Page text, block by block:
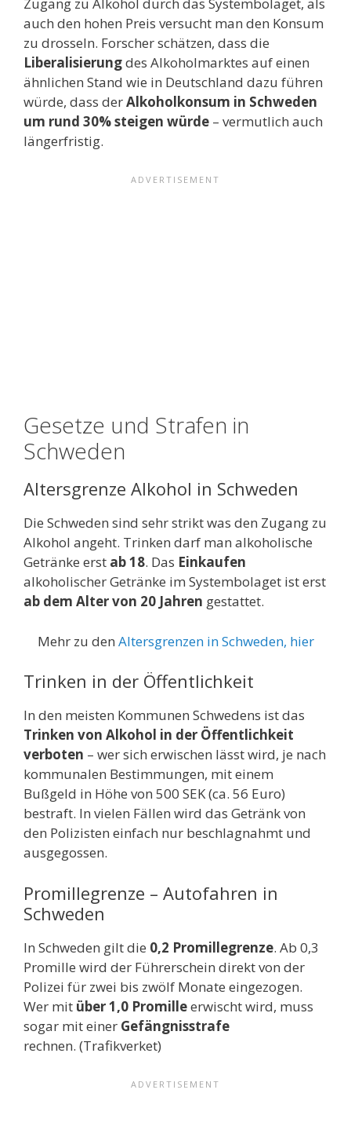
auch den hohen Preis versucht man den Konsum
zu drosseln. Forscher schätzen, dass die
Liberalisierungdes Alkoholmarktes auf einen
ähnlichen Stand wie in Deutschland dazu führen
würde, dass derAlkoholkonsum in Schweden
um rund 30% steigen würde – vermutlich auch
längerfristig.
Gesetze und Strafen in
Schweden
Altersgrenze Alkohol in Schweden
Die Schweden sind sehr strikt was den Zugang zu
Alkohol angeht. Trinken darf man alkoholische
Getränke erst ab 18. Das Einkaufen
alkoholischer Getränke im Systembolaget ist erst
ab dem Alter von 20 Jahren gestattet.
Mehr zu den Altersgrenzen in Schweden, hier
Trinken in der Öffentlichkeit
In den meisten Kommunen Schwedens ist das
Trinken von Alkohol in der Öffentlichkeit
verboten – wer sich erwischen lässt wird, je nach
kommunalen Bestimmungen, mit einem
Bußgeld in Höhe von 500 SEK (ca. 56 Euro)
bestraft. In vielen Fällen wird das Getränk von
den Polizisten einfach nur beschlagnahmt und
ausgegossen.
Promillegrenze – Autofahren in
Schweden
In Schweden gilt die 0,2 Promillegrenze. Ab 0,3
Promille wird der Führerschein direkt von der
Polizei für zwei bis zwölf Monate eingezogen.
Wer mit über 1,0 Promilleerwischt wird, muss
sogar mit einer Gefängnisstrafe
rechnen. (Trafikverket)